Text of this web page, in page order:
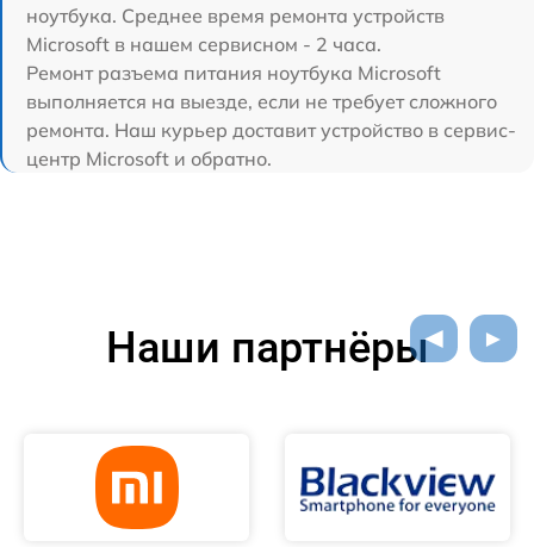
ноутбука. Среднее время ремонта устройств
Microsoft в нашем сервисном - 2 часа.
Ремонт разъема питания ноутбука Microsoft
выполняется на выезде, если не требует сложного
ремонта. Наш курьер доставит устройство в сервис-
центр Microsoft и обратно.
Наши партнёры